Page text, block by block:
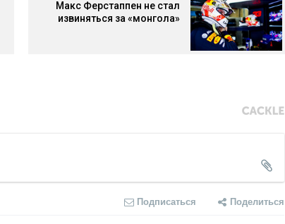
Макс Ферстаппен не стал
извиняться за «монгола»
Подписаться Поделиться